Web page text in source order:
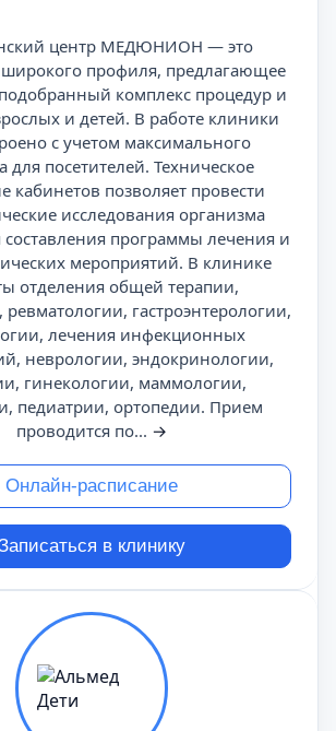
центр МЕДЮНИОН — это
профиля, предлагающее
комплекс процедур и
и детей. В работе клиники
с учетом максимального
для посетителей. Техническое
кабинетов позволяет провести
исследования организма
составления программы лечения и
мероприятий. В клинике
отделения общей терапии,
гастроэнтерологии,
лечения инфекционных
неврологии, эндокринологии,
гинекологии, маммологии,
педиатрии, ортопедии. Прием
проводится по... →
Онлайн-расписание
в клинику